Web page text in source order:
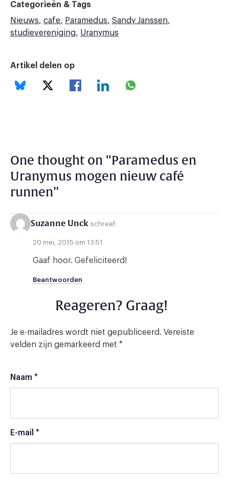
Categorieën & Tags
Nieuws
cafe Paramedus
Sandy Janssen
studievereniging
Uranymus
Artikel delen op
One thought on “Paramedus en
Uranymus mogen nieuw café
runnen”
Suzanne Unck schreef:
20 mei, 2015 om 13:51
Gaaf hoor. Gefeliciteerd!
Beantwoorden
Reageren? Graag!
Je e-mailadres wordt niet gepubliceerd. Vereiste
velden zijn gemarkeerd met *
Naam *
E-mail *